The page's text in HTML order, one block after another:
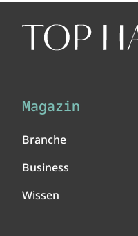
Magazin
Branche
Business
Wissen